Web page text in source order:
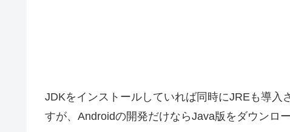
JDKをインストールしていれば同時にJREも導
すが、Androidの開発だけならJava版をダウンロ